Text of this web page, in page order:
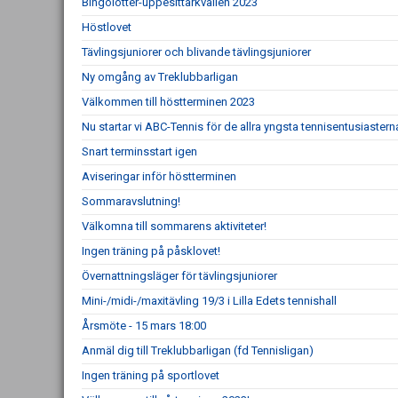
Höstlovet
Tävlingsjuniorer och blivande tävlingsjuniorer
Ny omgång av Treklubbarligan
Välkommen till höstterminen 2023
Nu startar vi ABC-Tennis för de allra yngsta
Snart terminsstart igen
Aviseringar inför höstterminen
Sommaravslutning!
Välkomna till sommarens aktiviteter!
Ingen träning på påsklovet!
Övernattningsläger för tävlingsjuniorer
Mini-/midi-/maxitävling 19/3 i Lilla Edets tennishall
Årsmöte - 15 mars 18:00
Anmäl dig till Treklubbarligan (fd Tennisligan)
Ingen träning på sportlovet